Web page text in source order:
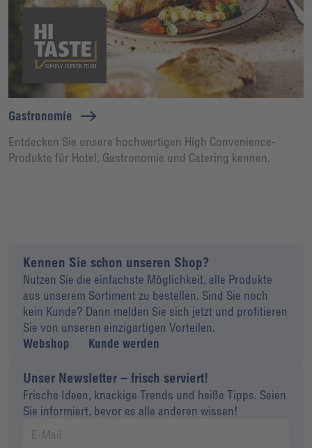
Gastronomie
Entdecken Sie unsere hochwertigen High Convenience-
Produkte für Hotel, Gastronomie und Catering kennen.
Kennen Sie schon unseren Shop?
Nutzen Sie die einfachste Möglichkeit, alle Produkte
aus unserem Sortiment zu bestellen. Sind Sie noch
kein Kunde? Dann melden Sie sich jetzt und profitieren
Sie von unseren einzigartigen Vorteilen.
Webshop
Kunde werden
Unser Newsletter – frisch serviert!
Frische Ideen, knackige Trends und heiße Tipps. Seien
Sie informiert, bevor es alle anderen wissen!